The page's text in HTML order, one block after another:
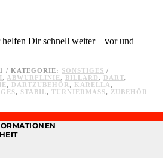
helfen Dir schnell weiter – vor und
KATEGORIE: SONSTIGES
, ABWURFLINIE, BILLARD, DART,
, DARTZUBEHÖR, KARELLA,
, STABIL, TURNIERMASS , ZUBEHÖR